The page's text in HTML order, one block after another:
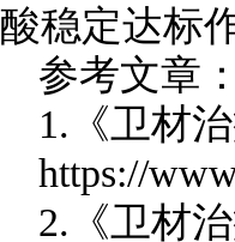
酸稳定达标
参考文章：
1.《卫材
https://
2.《卫材